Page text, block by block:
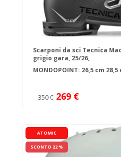
Scarponi da sci Tecnica
grigio gara, 25/26,
MONDOPOINT: 26,5 cm 28,5
350 € 269 €
ATOMIC
SCONTO 22 %